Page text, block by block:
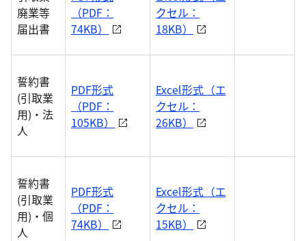
廃業等
届出書
（PDF：
74KB）
クセル：
18KB）
誓約書
(引取業
用)・法
人
PDF形式
（PDF：
105KB）
Excel形式（エ
クセル：
26KB）
誓約書
(引取業
用)・個
人
PDF形式
（PDF：
74KB）
Excel形式（エ
クセル：
15KB）